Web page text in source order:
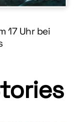
17 Uhr bei